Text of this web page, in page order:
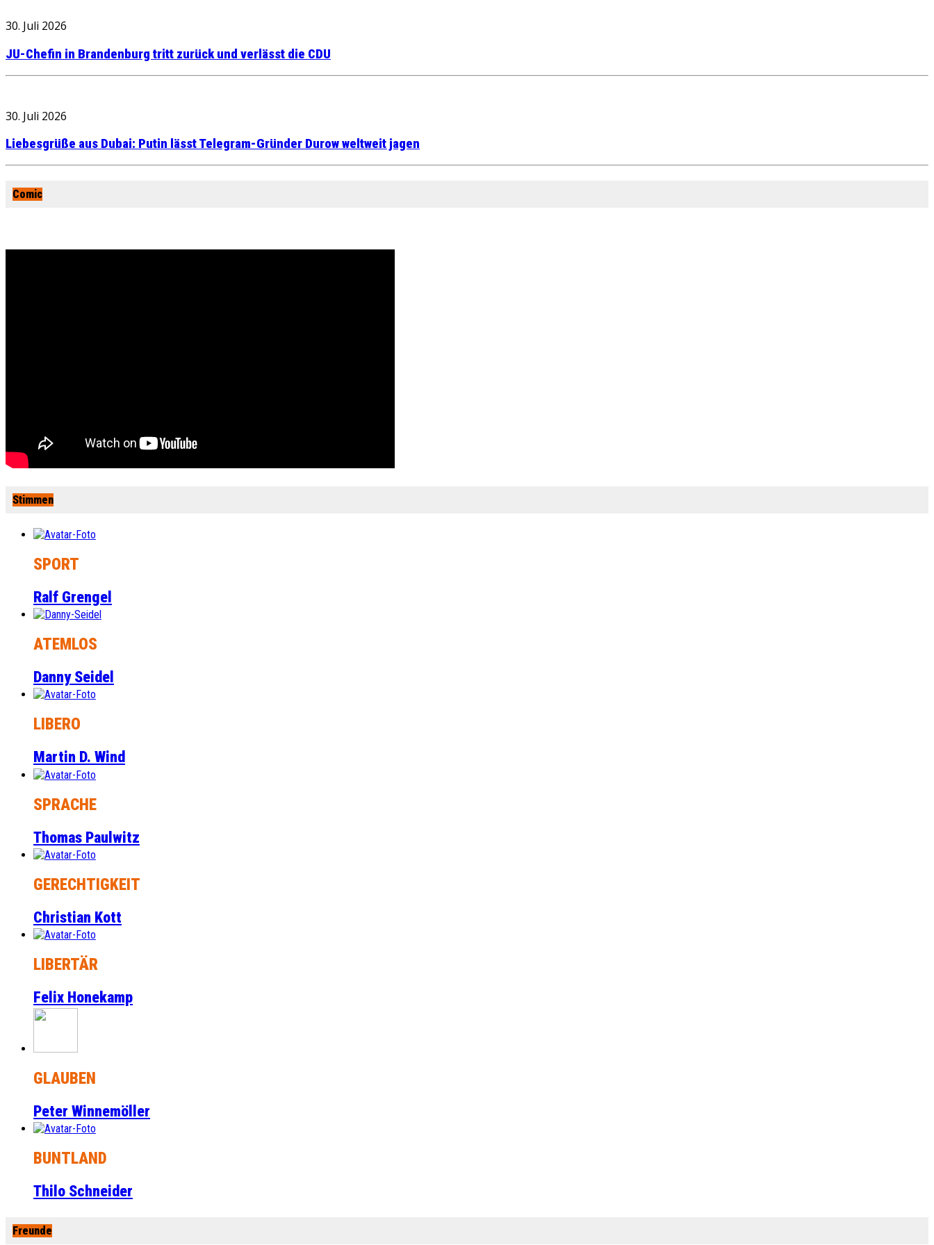
30. Juli 2026
JU-Chefin in Brandenburg tritt zurück und verlässt die CDU
30. Juli 2026
Liebesgrüße aus Dubai: Putin lässt Telegram-Gründer Durow weltweit jagen
Comic
Stimmen
SPORT
Ralf Grengel
ATEMLOS
Danny Seidel
LIBERO
Martin D. Wind
SPRACHE
Thomas Paulwitz
GERECHTIGKEIT
Christian Kott
LIBERTÄR
Felix Honekamp
GLAUBEN
Peter Winnemöller
BUNTLAND
Thilo Schneider
Freunde